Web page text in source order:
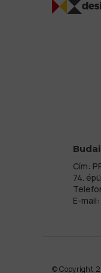
Cím:
74.
E-mail:
© Copyright